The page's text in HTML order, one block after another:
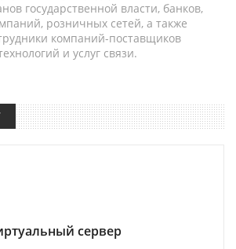
государственной власти, банков,
розничных сетей, а также
компаний-поставщиков
и услуг связи.
сервер